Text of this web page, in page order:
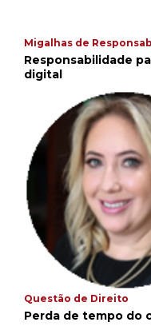
Migalhas de
Responsabilidade
digital
Questão de Direito
Perda de tempo do